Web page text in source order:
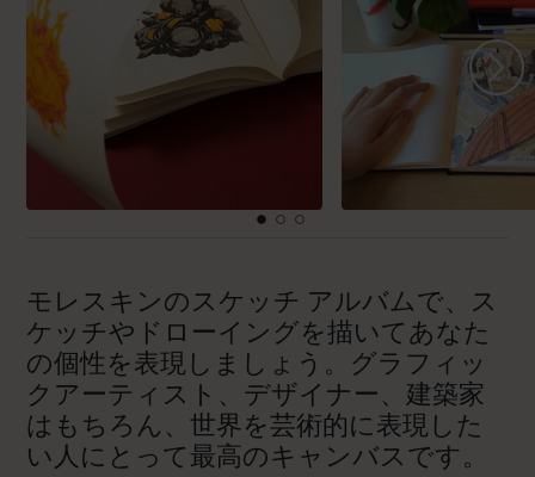
モレスキンのスケッチ アルバムで、ス
ケッチやドローイングを描いてあなた
の個性を表現しましょう。グラフィッ
クアーティスト、デザイナー、建築家
はもちろん、世界を芸術的に表現した
い人にとって最高のキャンバスです。